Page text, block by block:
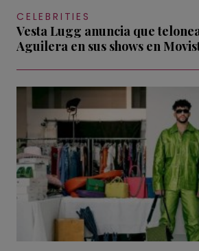
CELEBRITIES
Vesta Lugg anuncia que
Aguilera en sus shows en